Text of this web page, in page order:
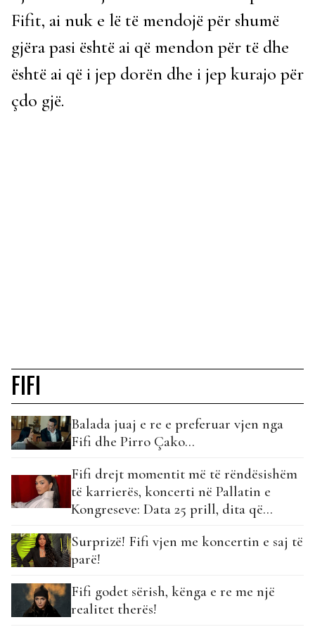
Fifit, ai nuk e lë të mendojë për shumë
gjëra pasi është ai që mendon për të dhe
është ai që i jep dorën dhe i jep kurajo për
çdo gjë.
FIFI
Balada juaj e re e preferuar vjen nga
Fifi dhe Pirro Çako…
Fifi drejt momentit më të rëndësishëm
të karrierës, koncerti në Pallatin e
Kongreseve: Data 25 prill, dita që
Surprizë! Fifi vjen me koncertin e saj të
parë!
Fifi godet sërish, kënga e re me një
realitet therës!